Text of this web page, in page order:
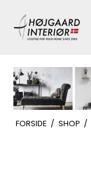
FORSIDE / SHOP /